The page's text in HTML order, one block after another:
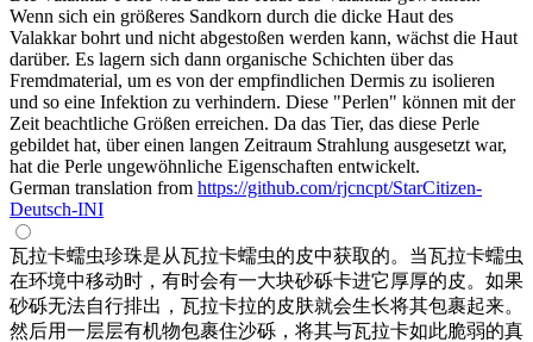
Wenn sich ein größeres Sandkorn durch die dicke Haut des
Valakkar bohrt und nicht abgestoßen werden kann, wächst die Haut
darüber. Es lagern sich dann organische Schichten über das
Fremdmaterial, um es von der empfindlichen Dermis zu isolieren
und so eine Infektion zu verhindern. Diese "Perlen" können mit der
Zeit beachtliche Größen erreichen. Da das Tier, das diese Perle
gebildet hat, über einen langen Zeitraum Strahlung ausgesetzt war,
hat die Perle ungewöhnliche Eigenschaften entwickelt.
German translation from https://github.com/rjcncpt/StarCitizen-
Deutsch-INI
瓦拉卡蠕虫珍珠是从瓦拉卡蠕虫的皮中获取的。当瓦拉卡蠕虫
在环境中移动时，有时会有一大块砂砾卡进它厚厚的皮。如果
砂砾无法自行排出，瓦拉卡拉的皮肤就会生长将其包裹起来。
然后用一层层有机物包裹住沙砾，将其与瓦拉卡如此脆弱的真